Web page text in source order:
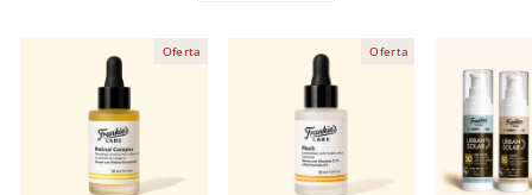
Oferta Oferta